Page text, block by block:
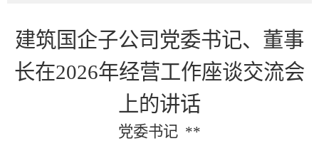
建筑国企子公司党委书记、董事
长在2026年经营工作座谈交流会
上的讲话
党委书记 **